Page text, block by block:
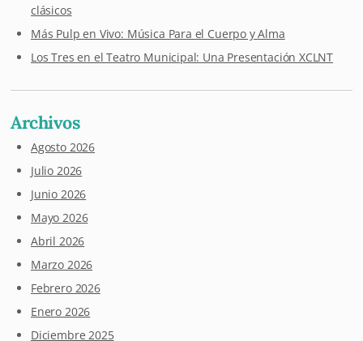
clásicos
Más Pulp en Vivo: Música Para el Cuerpo y Alma
Los Tres en el Teatro Municipal: Una Presentación XCLNT
Archivos
Agosto 2026
Julio 2026
Junio 2026
Mayo 2026
Abril 2026
Marzo 2026
Febrero 2026
Enero 2026
Diciembre 2025